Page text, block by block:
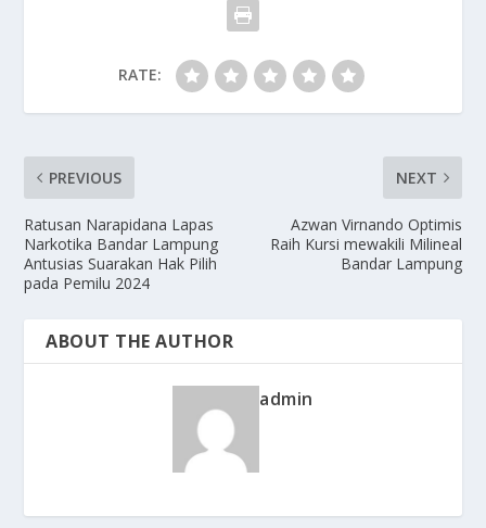
RATE:
PREVIOUS
Ratusan Narapidana Lapas
Narkotika Bandar Lampung
Antusias Suarakan Hak Pilih
pada Pemilu 2024
NEXT
Azwan Virnando Optimis
Raih Kursi mewakili Milineal
Bandar Lampung
ABOUT THE AUTHOR
admin